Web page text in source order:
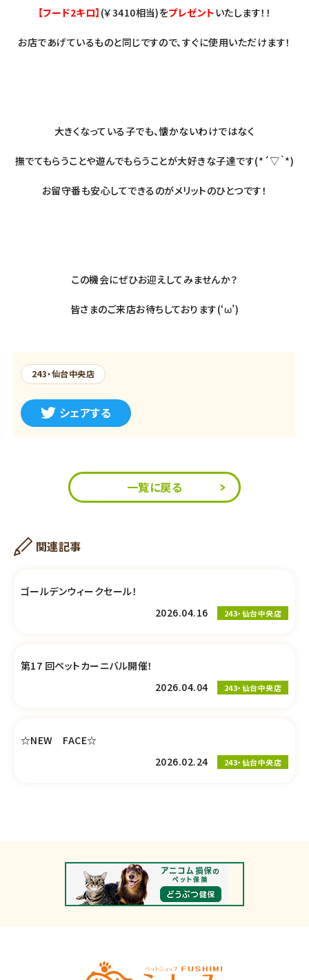
【フード2キロ】 (￥3410相当)をプレゼントいたします！！
お店であげているものと同じですので、すぐに使用いただけます！
大きくなっている子でも、懐かないわけではなく
撫でてもらうことや遊んでもらうことが大好きな子達です(*´▽｀*)
お留守番も安心してできるのがメリットのひとつです！
この機会にぜひお迎えしてみませんか？
皆さまのご来店お待ちしております(‘ω’)
243・仙台中央店
シェアする
一覧に戻る
関連記事
ゴールデンウィークセール！
2026.04.16
243・仙台中央店
第17 回ペットカーニバル開催！
2026.04.04
243・仙台中央店
☆NEW FACE☆
2026.02.24
243・仙台中央店